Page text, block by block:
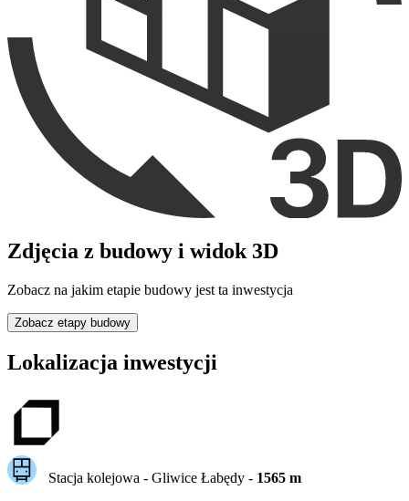
Zdjęcia z budowy i widok 3D
Zobacz na jakim etapie budowy jest ta inwestycja
Zobacz etapy budowy
Lokalizacja inwestycji
Stacja kolejowa - Gliwice Łabędy- 1565m